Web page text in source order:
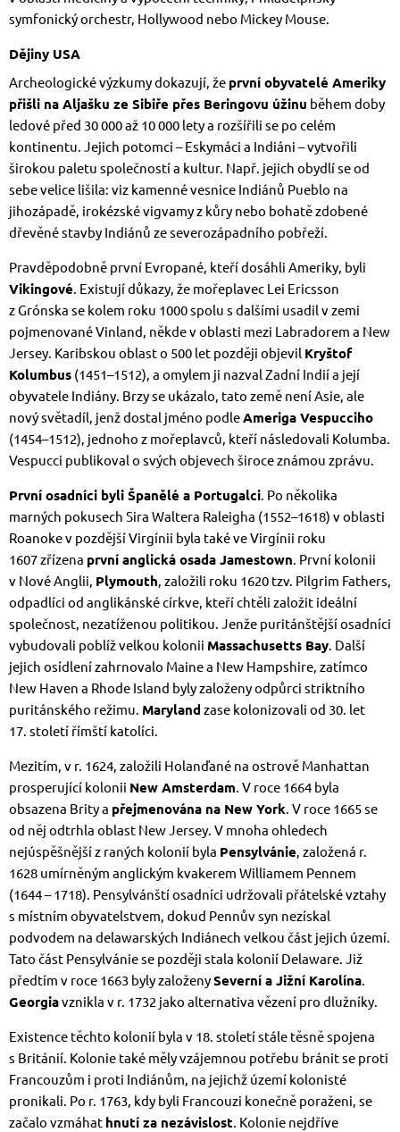
symfonický orchestr, Hollywood nebo Mickey Mouse.
Dějiny USA
Archeologické výzkumy dokazují, že první obyvatelé Ameriky
přišli na Aljašku ze Sibiře přes Beringovu úžinu během doby
ledové před 30 000 až 10 000 lety a rozšířili se po celém
kontinentu. Jejich potomci – Eskymáci a Indiáni – vytvořili
širokou paletu společností a kultur. Např. jejich obydlí se od
sebe velice lišila: viz kamenné vesnice Indiánů Pueblo na
jihozápadě, irokézské vigvamy z kůry nebo bohatě zdobené
dřevěné stavby Indiánů ze severozápadního pobřeží.
Pravděpodobně první Evropané, kteří dosáhli Ameriky, byli
Vikingové. Existují důkazy, že mořeplavec Lei Ericsson
z Grónska se kolem roku 1000 spolu s dalšími usadil v zemi
pojmenované Vinland, někde v oblasti mezi Labradorem a New
Jersey. Karibskou oblast o 500 let později objevil Kryštof
Kolumbus (1451–1512), a omylem ji nazval Zadní Indií a její
obyvatele Indiány. Brzy se ukázalo, tato země není Asie, ale
nový světadíl, jenž dostal jméno podleAmeriga Vespucciho
(1454–1512), jednoho z mořeplavců, kteří následovali Kolumba.
Vespucci publikoval o svých objevech široce známou zprávu.
První osadníci byli Španělé a Portugalci. Po několika
marných pokusech Sira Waltera Raleigha (1552–1618) v oblasti
Roanoke v pozdější Virgínii byla také ve Virgínii roku
1607 zřízena první anglická osada Jamestown. První kolonii
v Nové Anglii, Plymouth, založili roku 1620 tzv. Pilgrim Fathers,
odpadlíci od anglikánské církve, kteří chtěli založit ideální
společnost, nezatíženou politikou. Jenže puritánštější osadníci
vybudovali poblíž velkou kolonii Massachusetts Bay. Další
jejich osídlení zahrnovalo Maine a New Hampshire, zatímco
New Haven a Rhode Island byly založeny odpůrci striktního
puritánského režimu. Maryland zase kolonizovali od 30. let
17. století římští katolíci.
Mezitím, v r. 1624, založili Holanďané na ostrově Manhattan
prosperující kolonii New Amsterdam. V roce 1664 byla
obsazena Brity a přejmenována na New York. V roce 1665 se
od něj odtrhla oblast New Jersey. V mnoha ohledech
nejúspěšnější z raných kolonií byla Pensylvánie, založená r.
1628 umírněným anglickým kvakerem Williamem Pennem
(1644 – 1718). Pensylvánští osadníci udržovali přátelské vztahy
s místním obyvatelstvem, dokud Pennův syn nezískal
podvodem na delawarských Indiánech velkou část jejich území.
Tato část Pensylvánie se později stala kolonií Delaware. Již
předtím v roce 1663 byly založenySeverní a Jižní Karolína.
Georgiavznikla v r. 1732 jako alternativa vězení pro dlužníky.
Existence těchto kolonií byla v 18. století stále těsně spojena
s Británií. Kolonie také měly vzájemnou potřebu bránit se proti
Francouzům i proti Indiánům, na jejichž území kolonisté
pronikali. Po r. 1763, kdy byli Francouzi konečně poraženi, se
začalo vzmáhat hnutí za nezávislost. Kolonie nejdříve